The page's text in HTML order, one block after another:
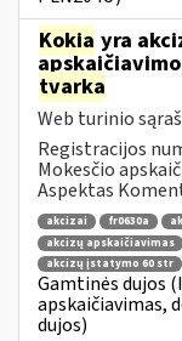
Kokia yra
tvarka
Web turinio
Registracijos
Mokesčio
Aspektas
akcizai fr0630a
akcizų apskaičiavimas
akcizų įstatymo 60 str
Gamtinės dujos
apskaičiavimas,
dujos)